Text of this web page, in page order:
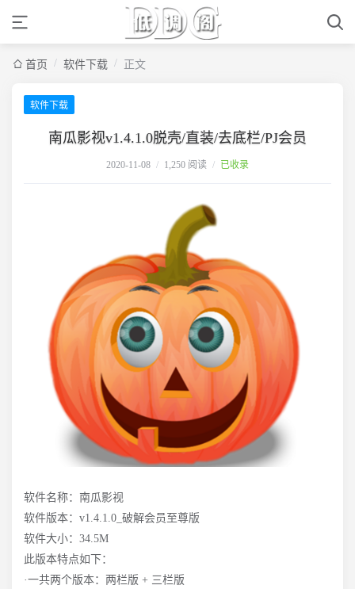
首页 / 软件下载 / 正文
软件下载
南瓜影视v1.4.1.0脱壳/直装/去底栏/PJ会员
2020-11-08 / 1,250 阅读 / 已收录
软件名称：南瓜影视
软件版本：v1.4.1.0_破解会员至尊版
软件大小：34.5M
此版本特点如下：
·一共两个版本：两栏版 + 三栏版